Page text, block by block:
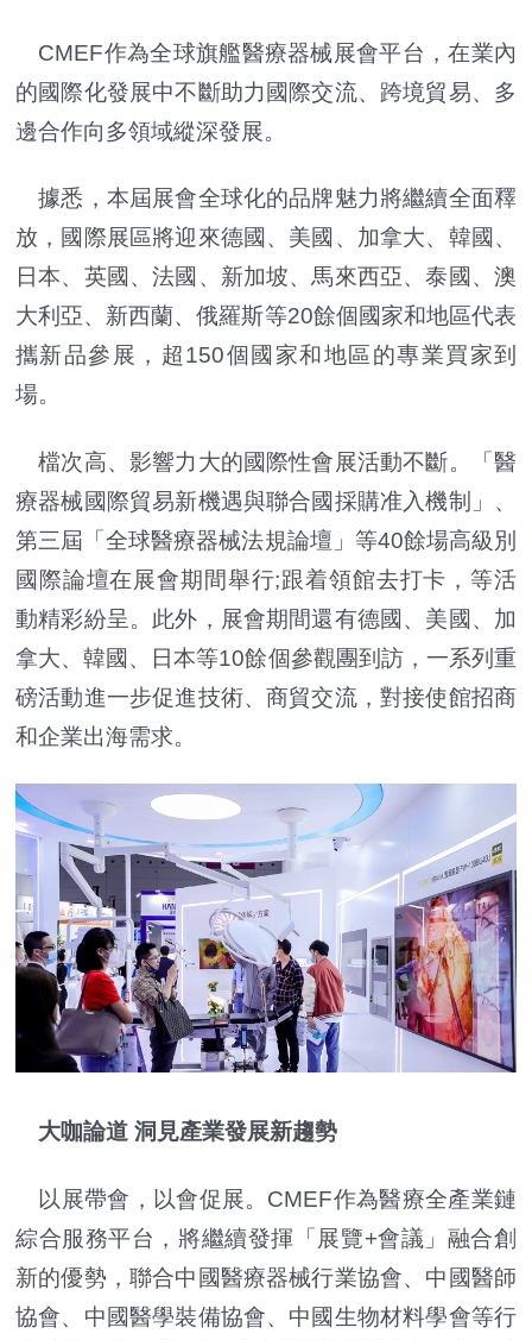
CMEF作為全球旗艦醫療器械展會平台，在業內
的國際化發展中不斷助力國際交流、跨境貿易、多
邊合作向多領域縱深發展。
據悉，本屆展會全球化的品牌魅力將繼續全面釋
放，國際展區將迎來德國、美國、加拿大、韓國、
日本、英國、法國、新加坡、馬來西亞、泰國、澳
大利亞、新西蘭、俄羅斯等20餘個國家和地區代表
攜新品參展，超150個國家和地區的專業買家到
場。
檔次高、影響力大的國際性會展活動不斷。「醫
療器械國際貿易新機遇與聯合國採購准入機制」、
第三屆「全球醫療器械法規論壇」等40餘場高級別
國際論壇在展會期間舉行;跟着領館去打卡，等活
動精彩紛呈。此外，展會期間還有德國、美國、加
拿大、韓國、日本等10餘個參觀團到訪，一系列重
磅活動進一步促進技術、商貿交流，對接使館招商
和企業出海需求。
大咖論道 洞見產業發展新趨勢
以展帶會，以會促展。CMEF作為醫療全產業鏈
綜合服務平台，將繼續發揮「展覽+會議」融合創
新的優勢，聯合中國醫療器械行業協會、中國醫師
協會、中國醫學裝備協會、中國生物材料學會等行